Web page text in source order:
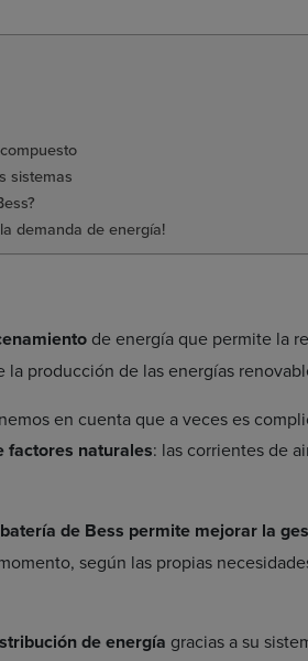
sistemas
demanda de energía!
de energía que permite la
producción de las energías
en cuenta que a veces es
factores naturales: las corrientes de
de Bess permite mejorar la
según las propias
de energía gracias a su